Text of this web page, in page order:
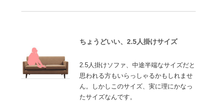
ちょうどいい、2.5人掛けサイズ
2.5人掛けソファ、中途半端なサイズだと
思われる方もいらっしゃるかもしれませ
ん。しかしこのサイズ、実に理にかなっ
たサイズなんです。